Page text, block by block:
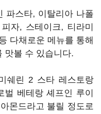
파스타, 이탈리아 나폴
자, 스테이크, 티라미
다채로운 메뉴를 통해
맛볼 수 있습니다.
쉐린 2 스타 레스토랑
벌 베테랑 셰프인 루이
몬드라고 불릴 정도로